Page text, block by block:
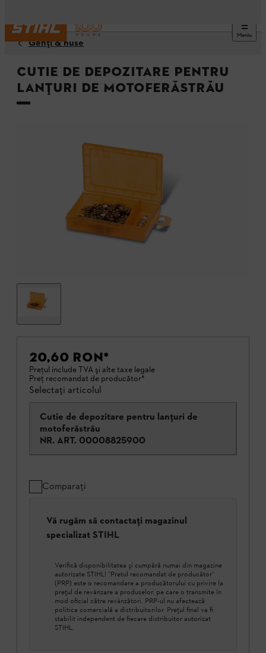
Meniu
Genți & huse
Cutie de depozitare pentru
lanțuri de motoferăstrău
20,60 RON*
Preţul include TVA şi alte taxe legale
Preţ recomandat de producător*
Selectați articolul
Cutie de depozitare pentru lanțuri de
motoferăstrău
NR. ART. 00008825900
Comparați
Vă rugăm să contactați magazinul
specializat STIHL
Verifică disponibilitatea şi cumpără numai din magazine
autorizate STIHL! ”Pretul recomandat de producător”
(PRP) este o recomandare a producătorului cu privire la
prețul de revânzare a produselor, pe care o transmite în
mod oficial către revânzători. PRP-ul nu afectează
politica comercială a distribuitorilor. Prețul final va fi
stabilit independent de fiecare distribuitor autorizat
STIHL.